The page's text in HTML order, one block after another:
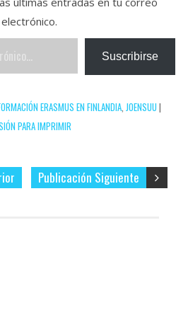
electrónico.
Suscribirse
ERASMUS EN FINLANDIA, JOENSUU |
PARA IMPRIMIR
Publicación Siguiente